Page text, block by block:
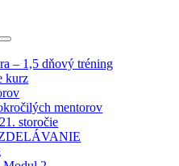
– 1,5 dňový tréning
kurz
mentorov
storočie